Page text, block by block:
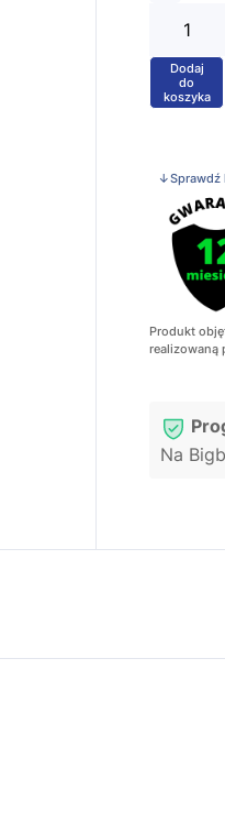
+
Dodaj
do
koszyka
↓Sprawdź
Produkt
realizowaną
Na